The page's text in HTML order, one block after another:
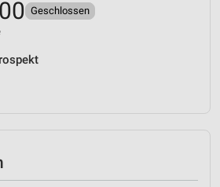
Geschlossen